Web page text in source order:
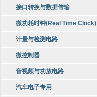
接口转换与数据传输
微功耗时钟(Real Time Clock)
计量与检测电路
微控制器
音视频与功放电路
汽车电子专用